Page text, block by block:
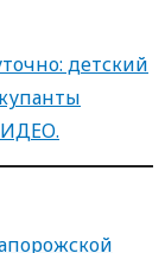
детский